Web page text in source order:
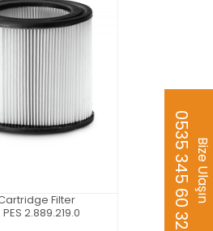
Filter
2.889.219.0
Bize Ulaşın
0535 345 60 32